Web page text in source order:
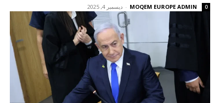
MOQEM EUROPE ADMIN
- ديسمبر 4, 2025 0